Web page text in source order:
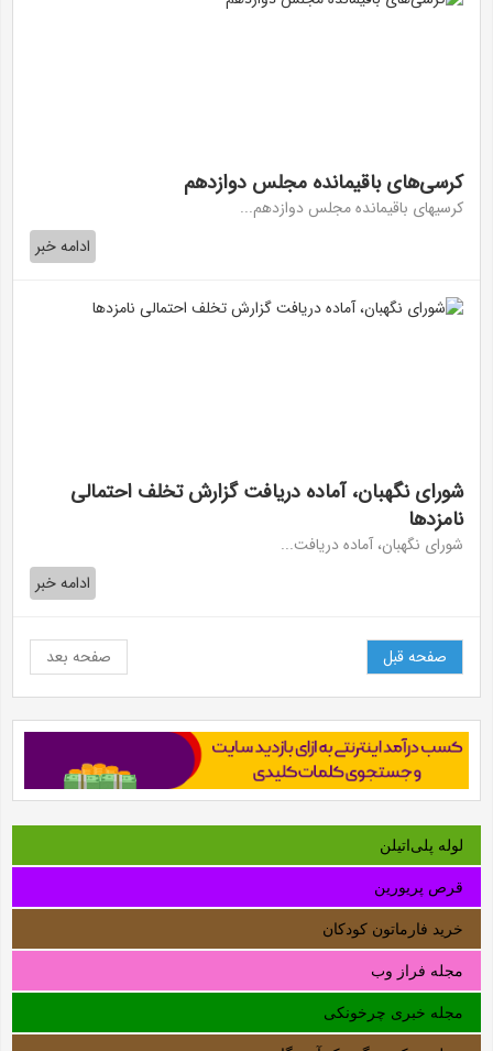
کرسی‌های باقیمانده مجلس دوازدهم
کرسیهای باقیمانده مجلس دوازدهم...
ادامه خبر
شورای نگهبان، آماده دریافت گزارش تخلف احتمالی
نامزد‌ها
شورای نگهبان، آماده دریافت...
ادامه خبر
صفحه بعد صفحه قبل
لوله‌ پلی‌اتیلن
قرص پریورین
خرید فارماتون کودکان
مجله فراز وب
مجله خبری چرخونکی